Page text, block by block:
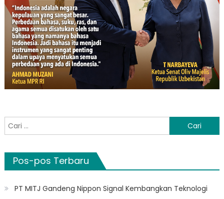
Cari
untuk:
Pos-pos Terbaru
PT MITJ Gandeng Nippon Signal Kembangkan Teknologi